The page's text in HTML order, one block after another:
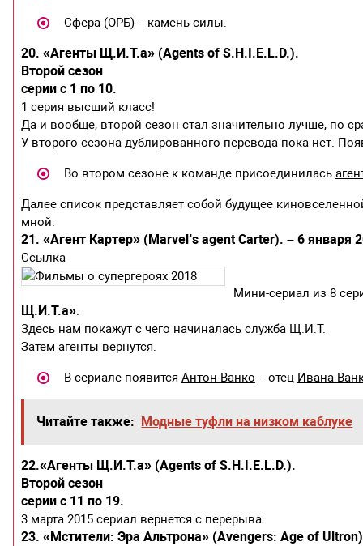
Сфера (ОРБ) – камень силы.
20. «Агенты Щ.И.Т.а» (Agents of S.H.I.E.L.D.).
Второй сезон
серии с 1 по 10.
1 серия высший класс!
Да и вообще, второй сезон стал значительно лучше, по
У второго сезона дублированного перевода пока нет.
Во втором сезоне к команде присоединилась
Далее список представляет собой будущее
мной.
21. «Агент Картер» (Marvel’s agent Carter). – 6 января
Ссылка
Мини-сериал из 8
Щ.И.Т.а».
Здесь нам покажут с чего начиналась служба Щ.И.Т.
Затем агенты вернутся.
В сериале появится Антон Ванко – отец Ивана
Читайте также: Модные туфли на низком каблуке
22.«Агенты Щ.И.Т.а» (Agents of S.H.I.E.L.D.).
Второй сезон
серии с 11 по 19.
3 марта 2015 сериал вернется с перерыва.
23. «Мстители: Эра Альтрона» (Avengers: Age of